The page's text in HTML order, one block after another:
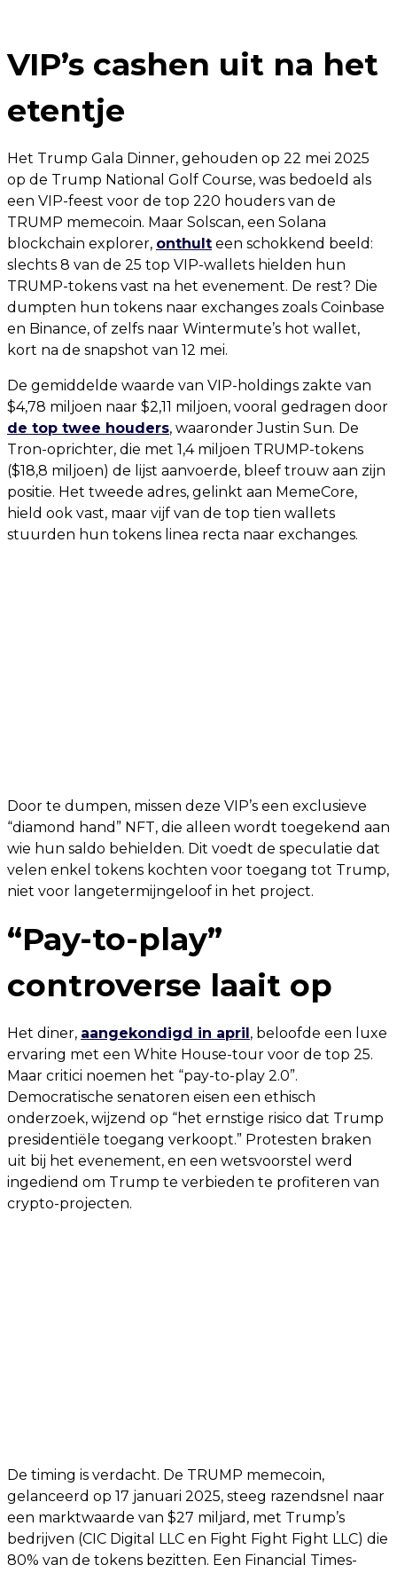
VIP’s cashen uit na het
etentje
Het Trump Gala Dinner, gehouden op 22 mei 2025
op de Trump National Golf Course, was bedoeld als
een VIP-feest voor de top 220 houders van de
TRUMP memecoin. Maar Solscan, een Solana
blockchain explorer, onthult een schokkend beeld:
slechts 8 van de 25 top VIP-wallets hielden hun
TRUMP-tokens vast na het evenement. De rest? Die
dumpten hun tokens naar exchanges zoals Coinbase
en Binance, of zelfs naar Wintermute’s hot wallet,
kort na de snapshot van 12 mei.
De gemiddelde waarde van VIP-holdings zakte van
$4,78 miljoen naar $2,11 miljoen, vooral gedragen door
de top twee houders, waaronder Justin Sun. De
Tron-oprichter, die met 1,4 miljoen TRUMP-tokens
($18,8 miljoen) de lijst aanvoerde, bleef trouw aan zijn
positie. Het tweede adres, gelinkt aan MemeCore,
hield ook vast, maar vijf van de top tien wallets
stuurden hun tokens linea recta naar exchanges.
Door te dumpen, missen deze VIP’s een exclusieve
“diamond hand” NFT, die alleen wordt toegekend aan
wie hun saldo behielden. Dit voedt de speculatie dat
velen enkel tokens kochten voor toegang tot Trump,
niet voor langetermijngeloof in het project.
“Pay-to-play”
controverse laait op
Het diner, aangekondigd in april , beloofde een luxe
ervaring met een White House-tour voor de top 25.
Maar critici noemen het “pay-to-play 2.0”.
Democratische senatoren eisen een ethisch
onderzoek, wijzend op “het ernstige risico dat Trump
presidentiële toegang verkoopt.” Protesten braken
uit bij het evenement, en een wetsvoorstel werd
ingediend om Trump te verbieden te profiteren van
crypto-projecten.
De timing is verdacht. De TRUMP memecoin,
gelanceerd op 17 januari 2025, steeg razendsnel naar
een marktwaarde van $27 miljard, met Trump’s
bedrijven (CIC Digital LLC en Fight Fight Fight LLC) die
80% van de tokens bezitten. Een Financial Times-